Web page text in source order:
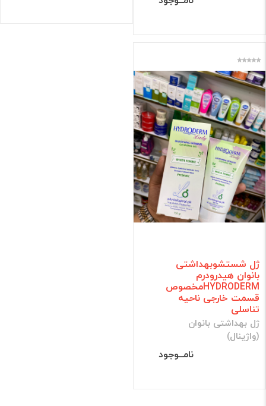
ژل شستشوبهداشتی
بانوان هیدرودرم
HYDRODERMمخصوص
قسمت خارجی ناحیه
تناسلی
ژل بهداشتی بانوان
(واژینال)
نامــوجود